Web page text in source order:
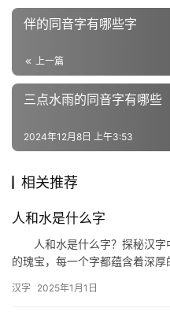
组
词
反
义
近
义
词
组
伴的同音字有哪些字
上一篇
三点水雨的同音字有哪些
2024年12月8日 上午3:53
相关推荐
人和水是什么字
人和水是什么字？探秘汉
的瑰宝，每一个字都蕴含着深
…
汉字 2025年1月1日